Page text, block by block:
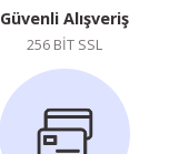
Güvenli Alışveriş
256 BİT SSL